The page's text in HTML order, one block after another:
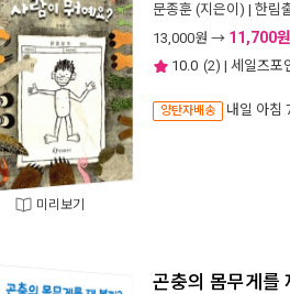
미리보기
문종훈 (지은이) | 한림
13,000원 → 11,700원
10.0 (2) | 세일즈포
양탄자배송 내일 아침
곤충의 몸무게를